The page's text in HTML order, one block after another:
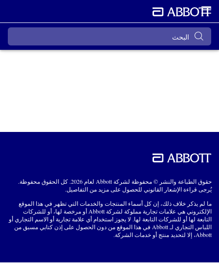
حقوق الطباعة والنشر © محفوظة لشركة Abbott لعام 2026. كل الحقوق محفوظة.
يُرجى قراءة الإشعار القانوني للحصول على مزيد من التفاصيل.
ما لم يذكر خلاف ذلك، إن كل أسماء المنتجات والخدمات التي تظهر في هذا الموقع
الإلكتروني هي علامات تجارية مملوكة لشركة Abbott أو مرخصة لها، أو للشركات
التابعة لها أو للشركات التابعة لها. لا يجوز استخدام أي علامة تجارية أو الاسم التجاري أو
اللباس التجاري لـ Abbott في هذا الموقع من دون الحصول على إذن كتابي مسبق من
Abbott، إلا لتحديد منتج أو خدمات الشركة.